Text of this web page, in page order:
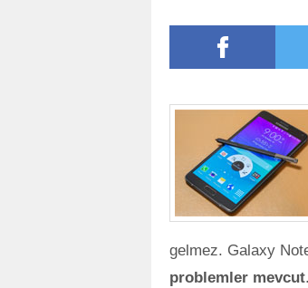
gelmez. Galaxy
problemler mevcut